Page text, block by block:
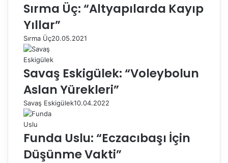
Sırma Üç: “Altyapılarda Kayıp
Yıllar”
Sırma Üç20.05.2021
Savaş Eskigülek: “Voleybolun
Aslan Yürekleri”
Savaş Eskigülek10.04.2022
Funda Uslu: “Eczacıbaşı İçin
Düşünme Vakti”